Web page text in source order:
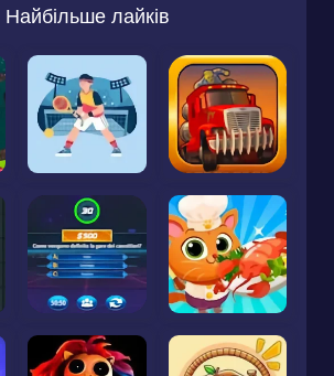
Найбільше лайків